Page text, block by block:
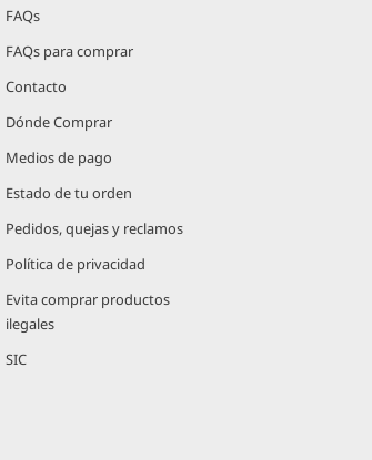
FAQs
FAQs para comprar
Contacto
Dónde Comprar
Medios de pago
Estado de tu orden
Pedidos, quejas y reclamos
Política de privacidad
Evita comprar productos
ilegales
SIC